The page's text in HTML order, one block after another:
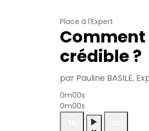
Place à l'Expert
crédible ?
par Pauline BASILE,
0m00s
0m00s